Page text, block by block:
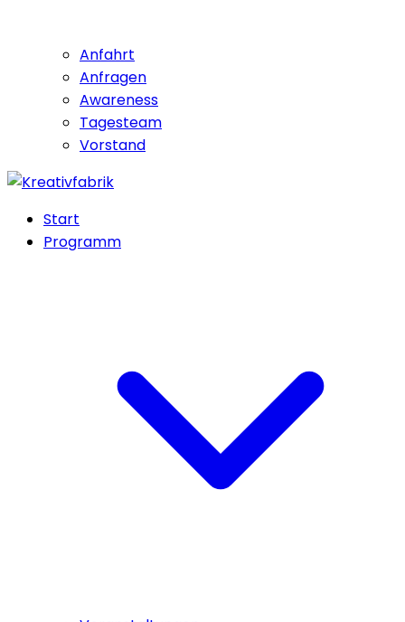
Anfahrt
Anfragen
Awareness
Tagesteam
Vorstand
Start
Programm